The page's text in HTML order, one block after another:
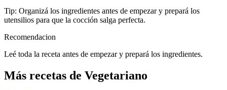
Tip: Organizá los ingredientes antes de empezar y prepará los
utensilios para que la cocción salga perfecta.
Recomendacion
Leé toda la receta antes de empezar y prepará los ingredientes.
Más recetas de Vegetariano